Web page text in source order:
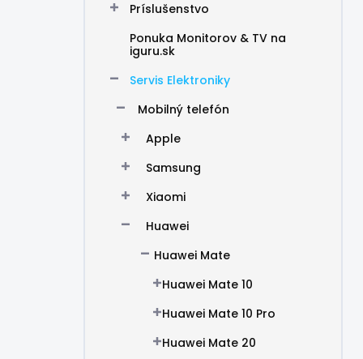
Príslušenstvo
Ponuka Monitorov & TV na
iguru.sk
Servis Elektroniky
Mobilný telefón
Apple
Samsung
Xiaomi
Huawei
Huawei Mate
Huawei Mate 10
Huawei Mate 10 Pro
Huawei Mate 20